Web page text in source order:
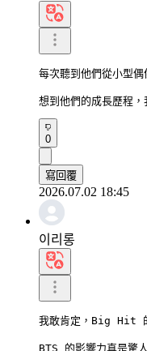
每次聽到他們從小型
想到他們的成長歷程，
0
寫回覆
2026.07.02 18:45
이리롱
我敢肯定，Big Hit 的
BTS 的影響力真是驚